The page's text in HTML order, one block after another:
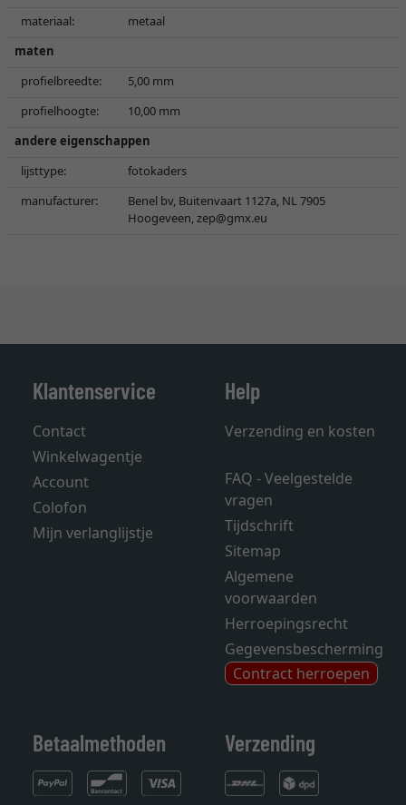
materiaal:
metaal
maten
profielbreedte:
5,00 mm
profielhoogte:
10,00 mm
andere eigenschappen
lijsttype:
fotokaders
manufacturer:
Benel bv, Buitenvaart 1127a, NL 7905
Hoogeveen,zep@gmx.eu
Klantenservice
Contact
Winkelwagentje
Account
Colofon
Mijn verlanglijstje
Help
Verzending en kosten
FAQ - Veelgestelde
vragen
Tijdschrift
Sitemap
Algemene
voorwaarden
Herroepingsrecht
Gegevensbescherming
Contract herroepen
Betaalmethoden Verzending